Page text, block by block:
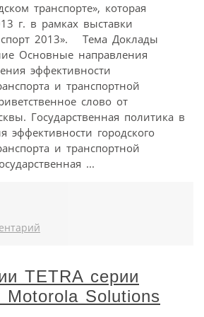
транспорте», которая
г. в рамках выставки
2013». Тема Доклады
Основные направления
эффективности
и транспортной
слово от
Государственная политика в
эффективности городского
и транспортной
...
TETRA серии
Motorola Solutions